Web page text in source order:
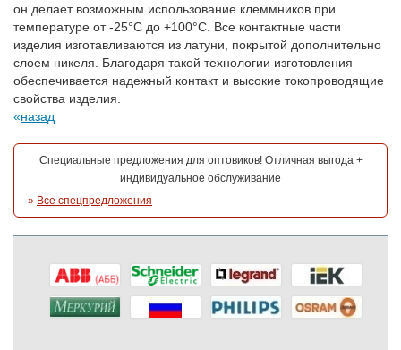
он делает возможным использование клеммников при
температуре от -25°С до +100°С. Все контактные части
изделия изготавливаются из латуни, покрытой дополнительно
слоем никеля. Благодаря такой технологии изготовления
обеспечивается надежный контакт и высокие токопроводящие
свойства изделия.
назад
Специальные предложения для оптовиков! Отличная выгода +
индивидуальное обслуживание
» Все спецпредложения